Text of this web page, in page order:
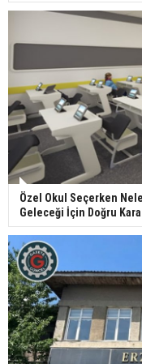
Özel Okul Seçerken
Geleceği İçin Doğru